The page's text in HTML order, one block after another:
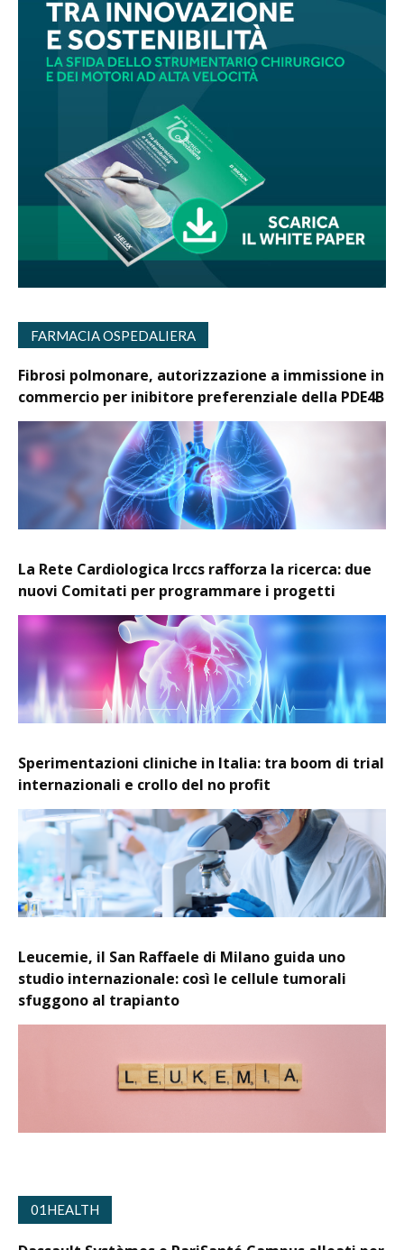
FARMACIA OSPEDALIERA
Fibrosi polmonare, autorizzazione a immissione in
commercio per inibitore preferenziale della PDE4B
La Rete Cardiologica Irccs rafforza la ricerca: due
nuovi Comitati per programmare i progetti
Sperimentazioni cliniche in Italia: tra boom di trial
internazionali e crollo del no profit
Leucemie, il San Raffaele di Milano guida uno
studio internazionale: così le cellule tumorali
sfuggono al trapianto
01HEALTH